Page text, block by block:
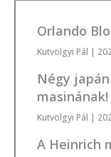
Orlando
Kutvölgyi Pál |
Négy
masinának!
Kutvölgyi Pál |
A Heinrich